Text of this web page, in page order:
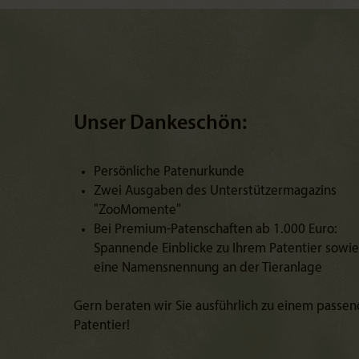
Unser Dankeschön:
Persönliche Patenurkunde
Zwei Ausgaben des Unterstützermagazins
"ZooMomente"
Bei Premium-Patenschaften ab 1.000 Euro:
Spannende Einblicke zu Ihrem Patentier sowie
eine Namensnennung an der Tieranlage
Gern beraten wir Sie ausführlich zu einem
Patentier!